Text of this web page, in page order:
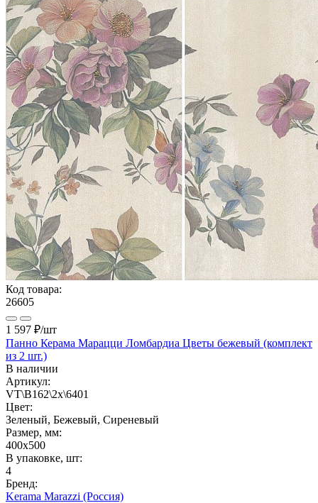
Код товара:
26605
1 597 ₽/шт
Панно Керама Марацци Ломбардиа Цветы бежевый (комплект
из 2 шт.)
В наличии
Артикул:
VT\B162\2x\6401
Цвет:
Зеленый, Бежевый, Сиреневый
Размер, мм:
400x500
В упаковке, шт:
4
Бренд:
Kerama Marazzi (Россия)